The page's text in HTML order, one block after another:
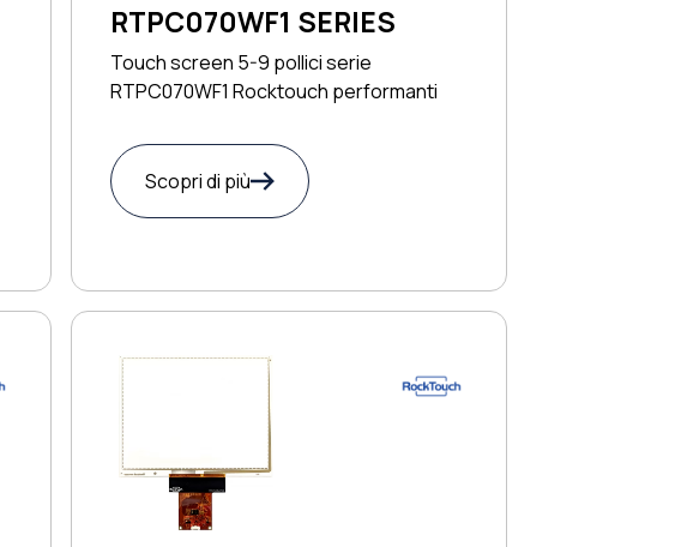
RTPC070WF1 SERIES
Touch screen 5-9 pollici serie
RTPC070WF1 Rocktouch performanti
Scopri di più